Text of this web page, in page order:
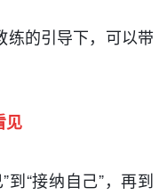
练的引导下，可以带
见
到“接纳自己”，再到